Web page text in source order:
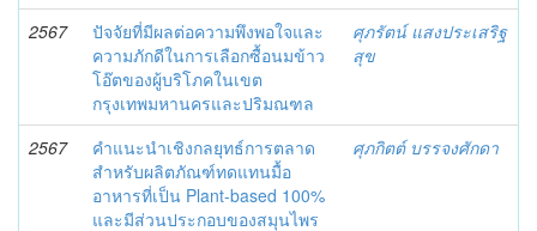
2567
ปัจจัยที่มีผลต่อความพึงพอใจและ
ความภักดีในการเลือกซื้อนมข้าว
โอ๊ตของผู้บริโภคในเขต
กรุงเทพมหานครและปริมณฑล
ศุภรัตน์ แสงประเสริฐ
สุข
2567
คำแนะนำเชิงกลยุทธ์การตลาด
สำหรับผลิตภัณฑ์ทดแทนมื้อ
อาหารที่เป็น Plant-based 100%
และมีส่วนประกอบของสมุนไพร
ศุภกิตต์ บรรจงศักดา